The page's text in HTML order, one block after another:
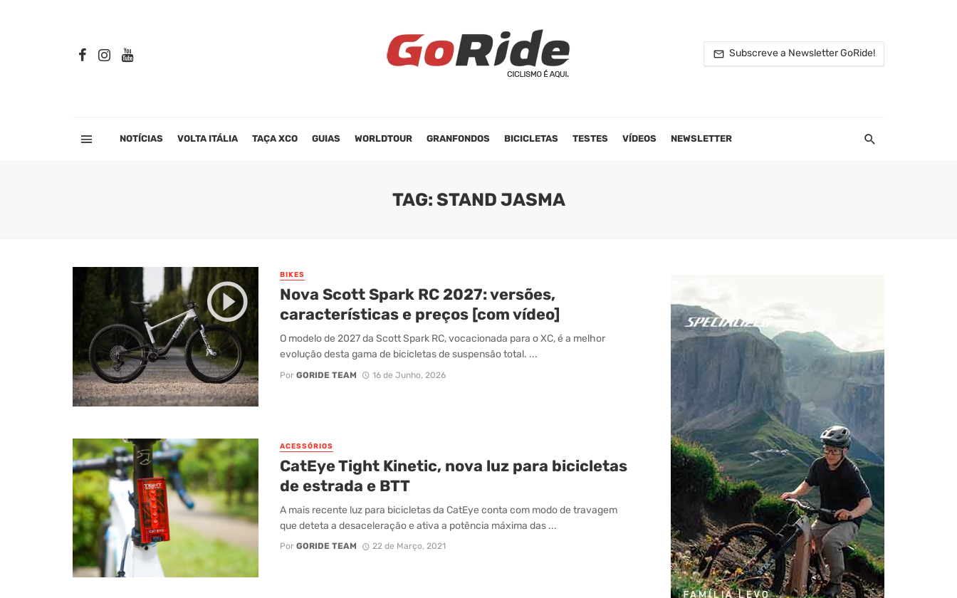
Subscreve a Newsletter GoRide!
NOTÍCIAS VOLTA ITÁLIA TAÇA XCO GUIAS WORLDTOUR GRANFONDOS BICICLETAS TESTES VÍDEOS NEWSLETTER
TAG: STAND JASMA
BIKES
Nova Scott Spark RC 2027: versões,
características e preços [com vídeo]
O modelo de 2027 da Scott Spark RC, vocacionada para o XC, é a melhor
evolução desta gama de bicicletas de suspensão total. ...
Por GORIDE TEAM 16 de Junho, 2026
ACESSÓRIOS
CatEye Tight Kinetic, nova luz para bicicletas
de estrada e BTT
A mais recente luz para bicicletas da CatEye conta com modo de travagem
que deteta a desaceleração e ativa a potência máxima das ...
Por GORIDE TEAM 22 de Março, 2021